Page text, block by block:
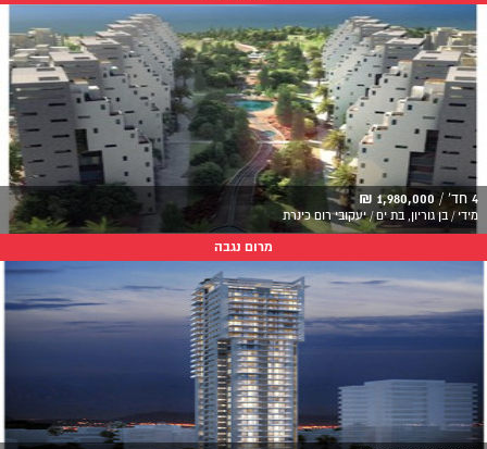
4 חד' / 1,980,000 ₪
מידי / בן גוריון, בת ים / יעקובי רום כינרת
מרום נגבה